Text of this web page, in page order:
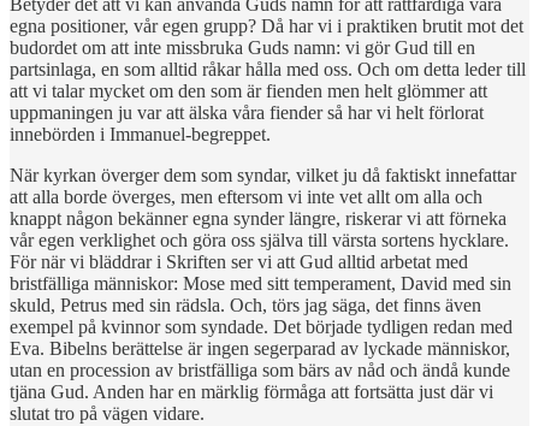
Betyder det att vi kan använda Guds namn för att rättfärdiga våra
egna positioner, vår egen grupp? Då har vi i praktiken brutit mot det
budordet om att inte missbruka Guds namn: vi gör Gud till en
partsinlaga, en som alltid råkar hålla med oss. Och om detta leder till
att vi talar mycket om den som är fienden men helt glömmer att
uppmaningen ju var att älska våra fiender så har vi helt förlorat
innebörden i Immanuel-begreppet.
När kyrkan överger dem som syndar, vilket ju då faktiskt innefattar
att alla borde överges, men eftersom vi inte vet allt om alla och
knappt någon bekänner egna synder längre, riskerar vi att förneka
vår egen verklighet och göra oss själva till värsta sortens hycklare.
För när vi bläddrar i Skriften ser vi att Gud alltid arbetat med
bristfälliga människor: Mose med sitt temperament, David med sin
skuld, Petrus med sin rädsla. Och, törs jag säga, det finns även
exempel på kvinnor som syndade. Det började tydligen redan med
Eva. Bibelns berättelse är ingen segerparad av lyckade människor,
utan en procession av bristfälliga som bärs av nåd och ändå kunde
tjäna Gud. Anden har en märklig förmåga att fortsätta just där vi
slutat tro på vägen vidare.